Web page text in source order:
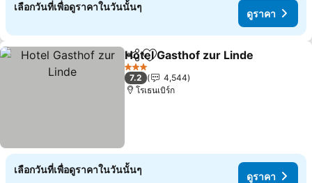
เลือกวันที่เพื่อดูราคาในวันนั้นๆ
ดูราคา
แชร์ เพิ่มในรายการโปรด
Hotel Gasthof zur Linde
3 ดาว
7.2
4,544
โรเธนเบิร์ก
เลือกวันที่เพื่อดูราคาในวันนั้นๆ
ดูราคา